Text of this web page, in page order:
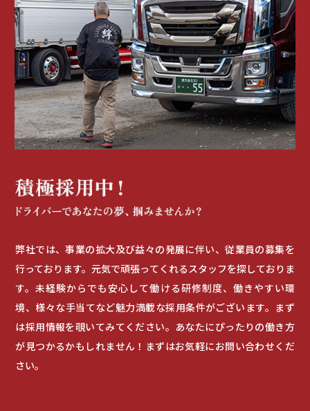
弊社では、事業の拡大及び益々の発展に伴い、従業員の募集を
行っております。元気で頑張ってくれるスタッフを探しておりま
す。未経験からでも安心して働ける研修制度、働きやすい環
境、様々な手当てなど魅力満載な採用条件がございます。まず
は採用情報を覗いてみてください。あなたにぴったりの働き方
が見つかるかもしれません！まずはお気軽にお問い合わせくだ
さい。